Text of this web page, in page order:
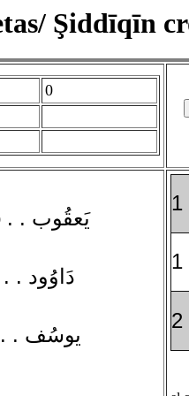
Şiddīqīn
0
Jacob . . Ya`qūb . . يَعقُوب
David . . Dāwūd . . دَاوُود
Josef . . Yaĥsuf . . يوسُف
1
1
2